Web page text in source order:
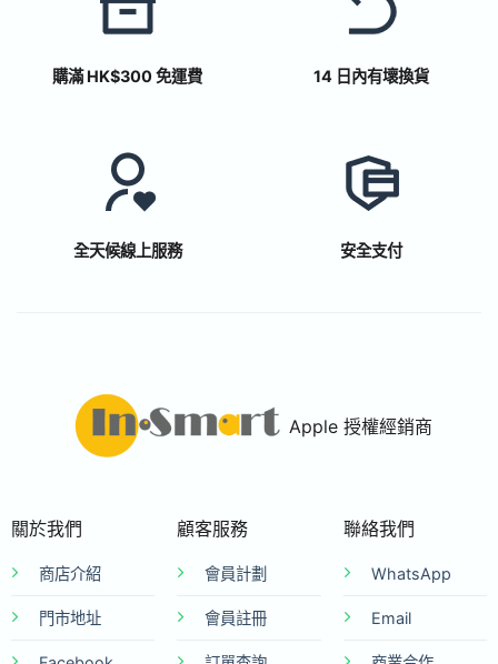
購滿 HK$300 免運費 14 日內有壞換貨
全天候線上服務 安全支付
Apple 授權經銷商
關於我們
商店介紹
門市地址
顧客服務
會員計劃
會員註冊
聯絡我們
WhatsApp
Email